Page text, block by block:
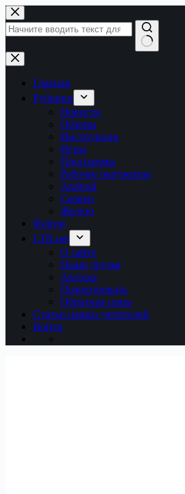
Перейти
к
сути
Ничего
не
найденоГлавная
Рубрики
Новости
Обзоры
Инструкции
Игры
Программы
Рабочее окружение
Android
Сервер
Железо
Форум
LTB.net
О сайте
Наши друзья
Авторы
Пожертвовать
Обратная связь
Статьи наших читателей
Войти